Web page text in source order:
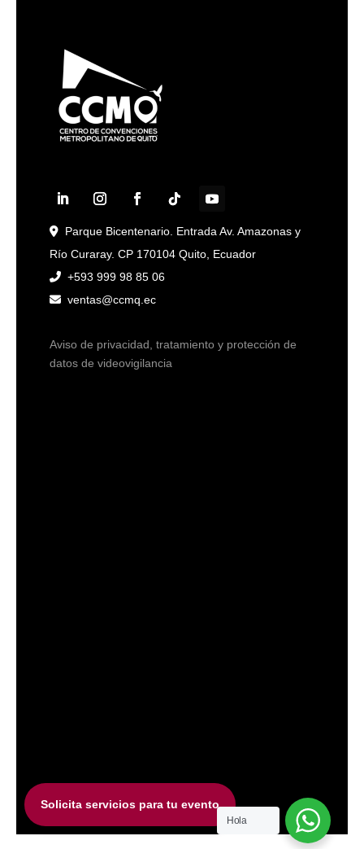
Parque Bicentenario. Entrada Av. Amazonas y
Río Curaray. CP 170104 Quito, Ecuador
+593 999 98 85 06
ventas@ccmq.ec
Aviso de privacidad, tratamiento y protección de
datos de videovigilancia
Hola
Solicita servicios para tu evento